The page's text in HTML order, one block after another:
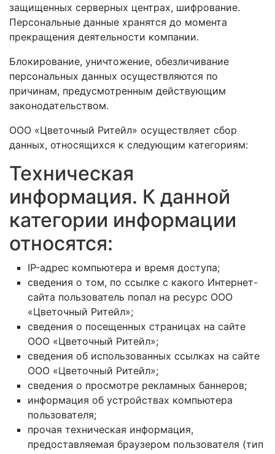
защищенных серверных центрах, шифрование.
Персональные данные хранятся до момента
прекращения деятельности компании.
Блокирование, уничтожение, обезличивание
персональных данных осуществляются по
причинам, предусмотренным действующим
законодательством.
ООО «Цветочный Ритейл» осуществляет сбор
данных, относящихся к следующим категориям:
Техническая
информация. К данной
категории информации
относятся:
IP-адрес компьютера и время доступа;
сведения о том, по ссылке с какого Интернет-
сайта пользователь попал на ресурс ООО
«Цветочный Ритейл»;
сведения о посещенных страницах на сайте
ООО «Цветочный Ритейл»;
сведения об использованных ссылках на сайте
ООО «Цветочный Ритейл»;
сведения о просмотре рекламных баннеров;
информация об устройствах компьютера
пользователя;
прочая техническая информация,
предоставляемая браузером пользователя (тип